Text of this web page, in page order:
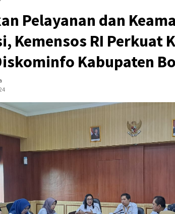
Pelayanan dan
Kemensos RI Perkuat
Kabupaten